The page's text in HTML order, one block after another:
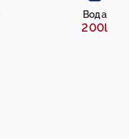
Вода
200l